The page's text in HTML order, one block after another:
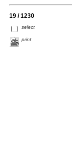
19 / 1230
select
print